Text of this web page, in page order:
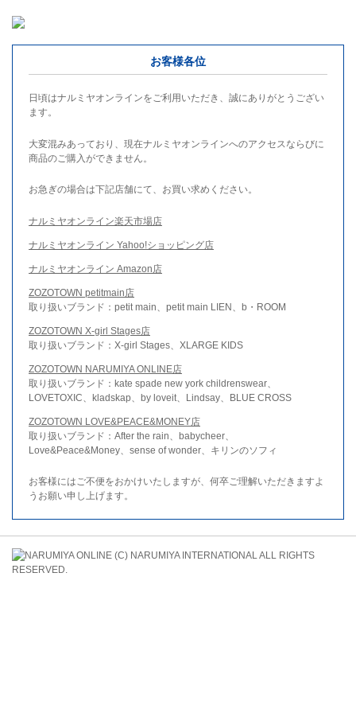
お客様各位
日頃はナルミヤオンラインをご利用いただき、誠にありがとうござい
ます。
大変混みあっており、現在ナルミヤオンラインへのアクセスならびに
商品のご購入ができません。
お急ぎの場合は下記店舗にて、お買い求めください。
ナルミヤオンライン楽天市場店
ナルミヤオンライン Yahoo!ショッピング店
ナルミヤオンライン Amazon店
ZOZOTOWN petitmain店
取り扱いブランド：petit main、petit main LIEN、b・ROOM
ZOZOTOWN X-girl Stages店
取り扱いブランド：X-girl Stages、XLARGE KIDS
ZOZOTOWN NARUMIYA ONLINE店
取り扱いブランド：kate spade new york childrenswear、
LOVETOXIC、kladskap、by loveit、Lindsay、BLUE CROSS
ZOZOTOWN LOVE&PEACE&MONEY店
取り扱いブランド：After the rain、babycheer、
Love&Peace&Money、sense of wonder、キリンのソフィ
お客様にはご不便をおかけいたしますが、何卒ご理解いただきますよ
うお願い申し上げます。